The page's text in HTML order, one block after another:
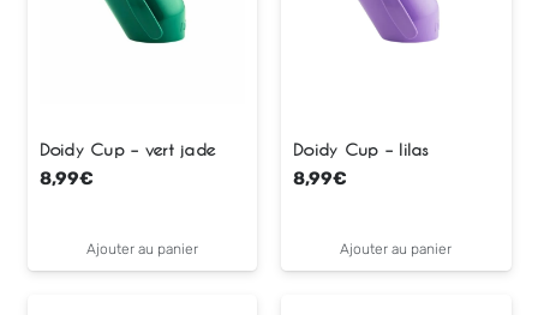
Doidy Cup – vert jade
8,99€
Ajouter au panier
Doidy Cup – lilas
8,99€
Ajouter au panier
+ AJOUTER